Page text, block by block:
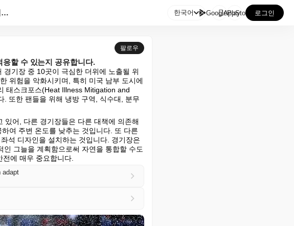
월드컵이 더욱 뜨거워지고 있습니다. 스포츠 건축가가 경... 한국어 GooglePlay
AppStore 로그인
팔로우
할 수 있는지 공유합니다.
기장 중 10곳이 극심한 더위에 노출될 위
위험을 악화시키며, 특히 미국 남부 도시에
태스크포스(Heat Illness Mitigation and
또한 팬들을 위해 냉방 구역, 식수대, 분무
있어, 다른 경기장들은 다른 대책에 의존해
여 주변 온도를 낮추는 것입니다. 또 다른
석 디자인을 설치하는 것입니다. 경기장은
그늘을 계획함으로써 자연을 통합할 수도
에 매우 중요합니다.
adapt